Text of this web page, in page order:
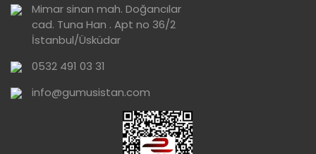
Ürün açıklamasında eksik bilgiler bulunuyor.
Ürün bilgilerinde hatalar bulunuyor.
Ürün fiyatı diğer sitelerden daha pahalı.
Bu ürüne benzer farklı alternatifler olmalı.
Mimar sinan mah. Doğancılar
cad. Tuna Han . Apt no 36/2
İstanbul/Üsküdar
0532 491 03 31
info@gumusistan.com